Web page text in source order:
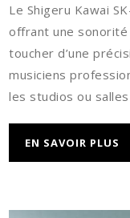
Le Shigeru Kawai
offrant une sonorité
toucher d’une
musiciens
les studios ou
EN SAVOIR PLUS